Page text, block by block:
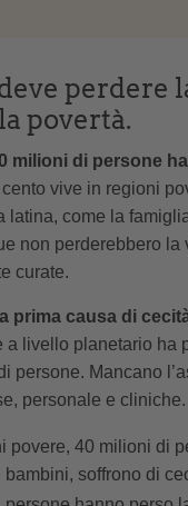
perdere
povertà.
milioni di persone
vive in regioni
latina, come la
non perderebbero la
curate.
prima causa di
a livello planetario ha
persone. Mancano
personale e cliniche.
povere, 40 milioni di
soffrono di